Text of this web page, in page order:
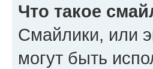
Что такое
Смайлики, или
могут быть